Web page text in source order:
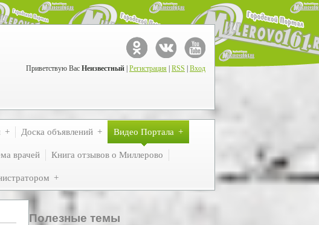
Приветствую Вас Неизвестный Регистрация RSS Вход
Доска объявлений Видео Портала
врачей Книга отзывов о Миллерово
Полезные темы